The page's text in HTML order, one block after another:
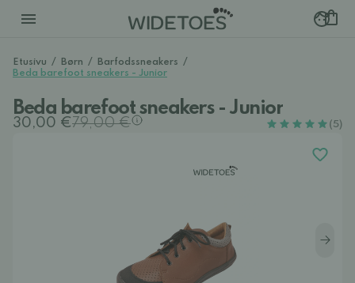
Etusivu / Børn / Barfodssneakers /
Beda barefoot sneakers - Junior
Beda barefoot sneakers - Junior
30,00 €79,00 € (5)